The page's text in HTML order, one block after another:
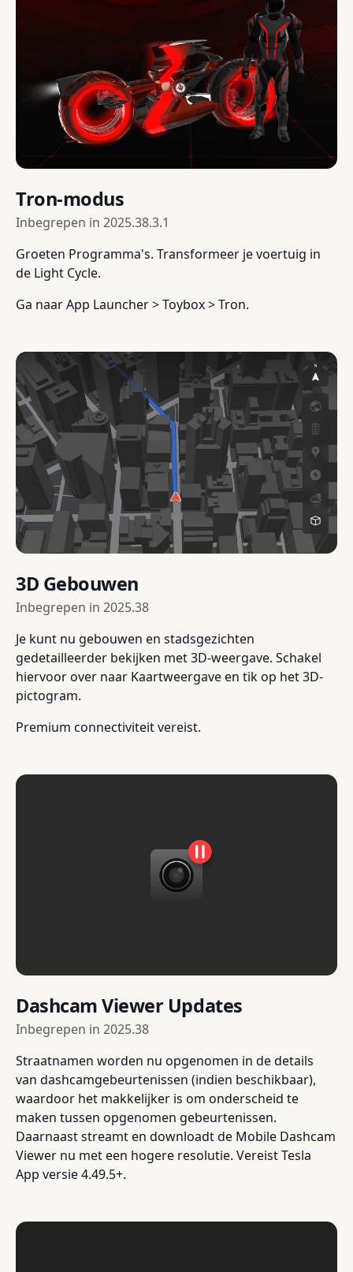
Tron-modus
Inbegrepen in 2025.38.3.1
Groeten Programma's. Transformeer je voertuig in
de Light Cycle.
Ga naar App Launcher > Toybox > Tron.
3D Gebouwen
Inbegrepen in 2025.38
Je kunt nu gebouwen en stadsgezichten
gedetailleerder bekijken met 3D-weergave. Schakel
hiervoor over naar Kaartweergave en tik op het 3D-
pictogram.
Premium connectiviteit vereist.
Dashcam Viewer Updates
Inbegrepen in 2025.38
Straatnamen worden nu opgenomen in de details
van dashcamgebeurtenissen (indien beschikbaar),
waardoor het makkelijker is om onderscheid te
maken tussen opgenomen gebeurtenissen.
Daarnaast streamt en downloadt de Mobile Dashcam
Viewer nu met een hogere resolutie. Vereist Tesla
App versie 4.49.5+.